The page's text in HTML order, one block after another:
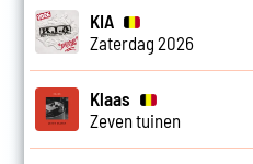
KIA
Zaterdag 2026
Klaas
Zeven tuinen